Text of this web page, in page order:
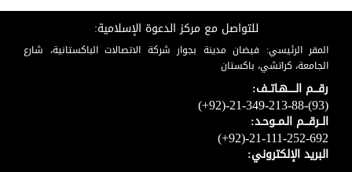
للتواصل مع مركز الدعوة الإسلامية:
المقر الرئيسي: فيضان مدينة بجوار شركة الاتصالات الباكستانية، شارع
الجامعة، كراتشي، باكستان
رقـــم الـــــهـاتــف:
(+92)-21-349-213-88-(93)
الــرقـــم الـمــوحـد:
(+92)-21-111-252-692
البريد الإلكتروني: